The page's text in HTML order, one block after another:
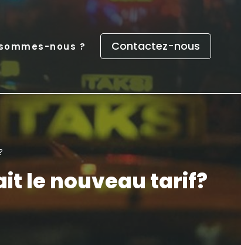
nous ? Contactez-nous
le nouveau tarif?